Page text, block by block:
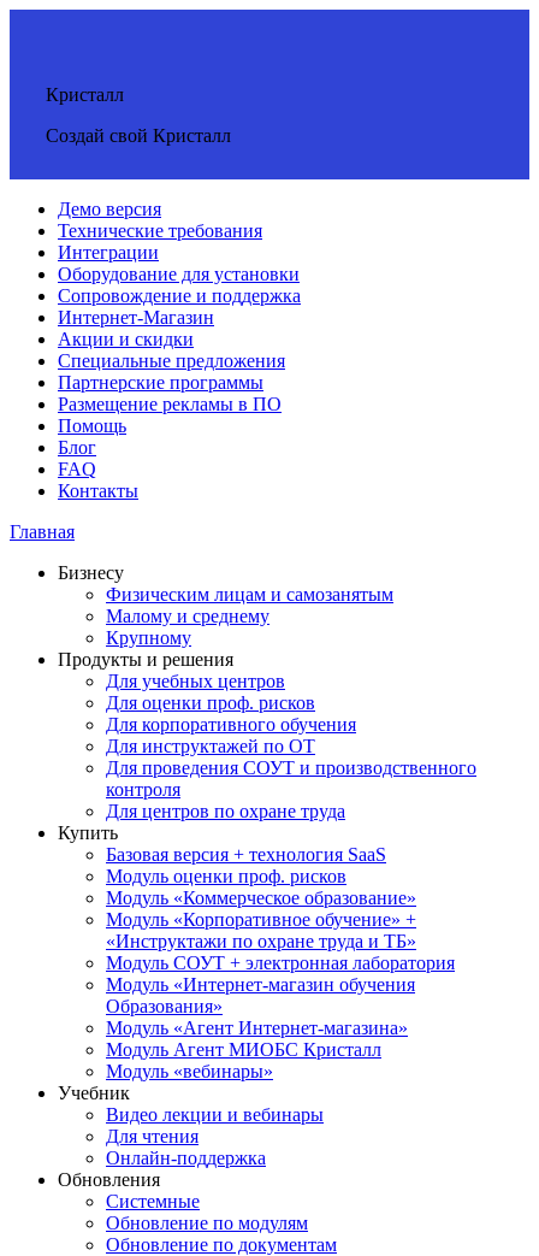
Кристалл
Создай свой Кристалл
Демо версия
Технические требования
Интеграции
Оборудование для установки
Сопровождение и поддержка
Интернет-Магазин
Акции и скидки
Специальные предложения
Партнерские программы
Размещение рекламы в ПО
Помощь
Блог
FAQ
Контакты
Главная
Бизнесу
Физическим лицам и самозанятым
Малому и среднему
Крупному
Продукты и решения
Для учебных центров
Для оценки проф. рисков
Для корпоративного обучения
Для инструктажей по ОТ
Для проведения СОУТ и производственного
контроля
Для центров по охране труда
Купить
Базовая версия + технология SaaS
Модуль оценки проф. рисков
Модуль «Коммерческое образование»
Модуль «Корпоративное обучение» +
«Инструктажи по охране труда и ТБ»
Модуль СОУТ + электронная лаборатория
Модуль «Интернет-магазин обучения
Образования»
Модуль «Агент Интернет-магазина»
Модуль Агент МИОБС Кристалл
Модуль «вебинары»
Учебник
Видео лекции и вебинары
Для чтения
Онлайн-поддержка
Обновления
Системные
Обновление по модулям
Обновление по документам